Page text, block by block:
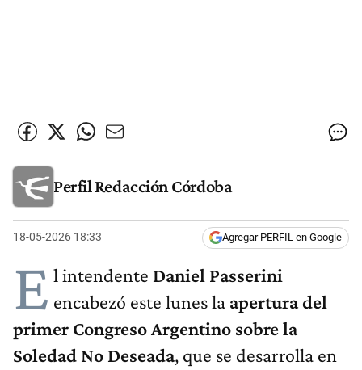
Perfil Redacción Córdoba
18-05-2026 18:33 Agregar PERFIL en Google
E l intendente Daniel Passerini
encabezó este lunes la apertura del
primer Congreso Argentino sobre la
Soledad No Deseada, que se desarrolla en